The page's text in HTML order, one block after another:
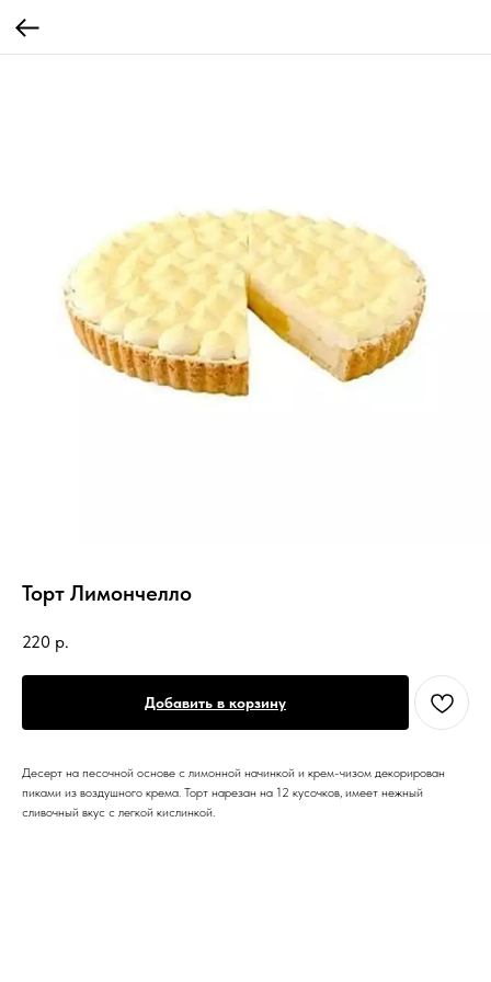
Торт Лимончелло
220 р.
Добавить в корзину
Десерт на песочной основе с лимонной начинкой и крем-чизом декорирован
пиками из воздушного крема. Торт нарезан на 12 кусочков, имеет нежный
сливочный вкус с легкой кислинкой.